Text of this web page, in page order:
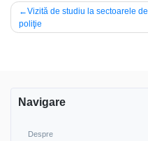
Navigare
în
Vizită de studiu la sectoarele de
poliţie
Navigare
Despre